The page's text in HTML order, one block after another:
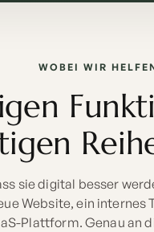
WOBEI WIR
sie digital besser
Website, ein internes
Plattform. Genau an